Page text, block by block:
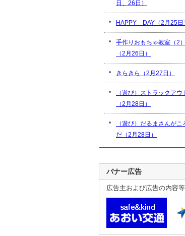
日、26日）
HAPPY DAY（2月25日
手作りおもちゃ教室（2）
（2月26日）
きらきら（2月27日）
（遊び）ストラックアウ
（2月28日）
（遊び）だるまさんがこ
だ（2月28日）
バナー広告
広告主および広告の内容